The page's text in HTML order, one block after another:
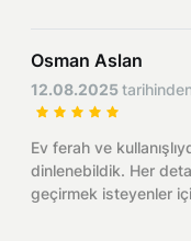
accepting group of
Our Company
Osman Aslan
12.08.2025
Ev ferah ve
dinlenebildik. Her
geçirmek isteyenler